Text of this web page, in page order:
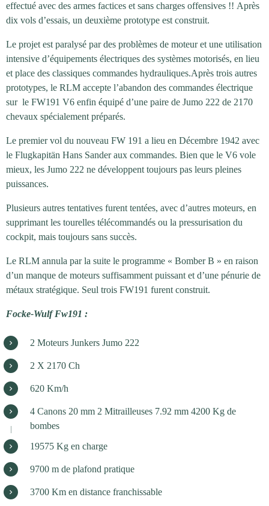
effectué avec des armes factices et sans charges offensives !! Après
dix vols d’essais, un deuxième prototype est construit.
Le projet est paralysé par des problèmes de moteur et une utilisation
intensive d’équipements électriques des systèmes motorisés, en lieu
et place des classiques commandes hydrauliques.Après trois autres
prototypes, le RLM accepte l’abandon des commandes électrique
sur le FW191 V6 enfin équipé d’une paire de Jumo 222 de 2170
chevaux spécialement préparés.
Le premier vol du nouveau FW 191 a lieu en Décembre 1942 avec
le Flugkapitän Hans Sander aux commandes. Bien que le V6 vole
mieux, les Jumo 222 ne développent toujours pas leurs pleines
puissances.
Plusieurs autres tentatives furent tentées, avec d’autres moteurs, en
supprimant les tourelles télécommandés ou la pressurisation du
cockpit, mais toujours sans succès.
Le RLM annula par la suite le programme « Bomber B » en raison
d’un manque de moteurs suffisamment puissant et d’une pénurie de
métaux stratégique. Seul trois FW191 furent construit.
Focke-Wulf Fw191 :
2 Moteurs Junkers Jumo 222
2 X 2170 Ch
620 Km/h
4 Canons 20 mm 2 Mitrailleuses 7.92 mm 4200 Kg de
bombes
19575 Kg en charge
9700 m de plafond pratique
3700 Km en distance franchissable